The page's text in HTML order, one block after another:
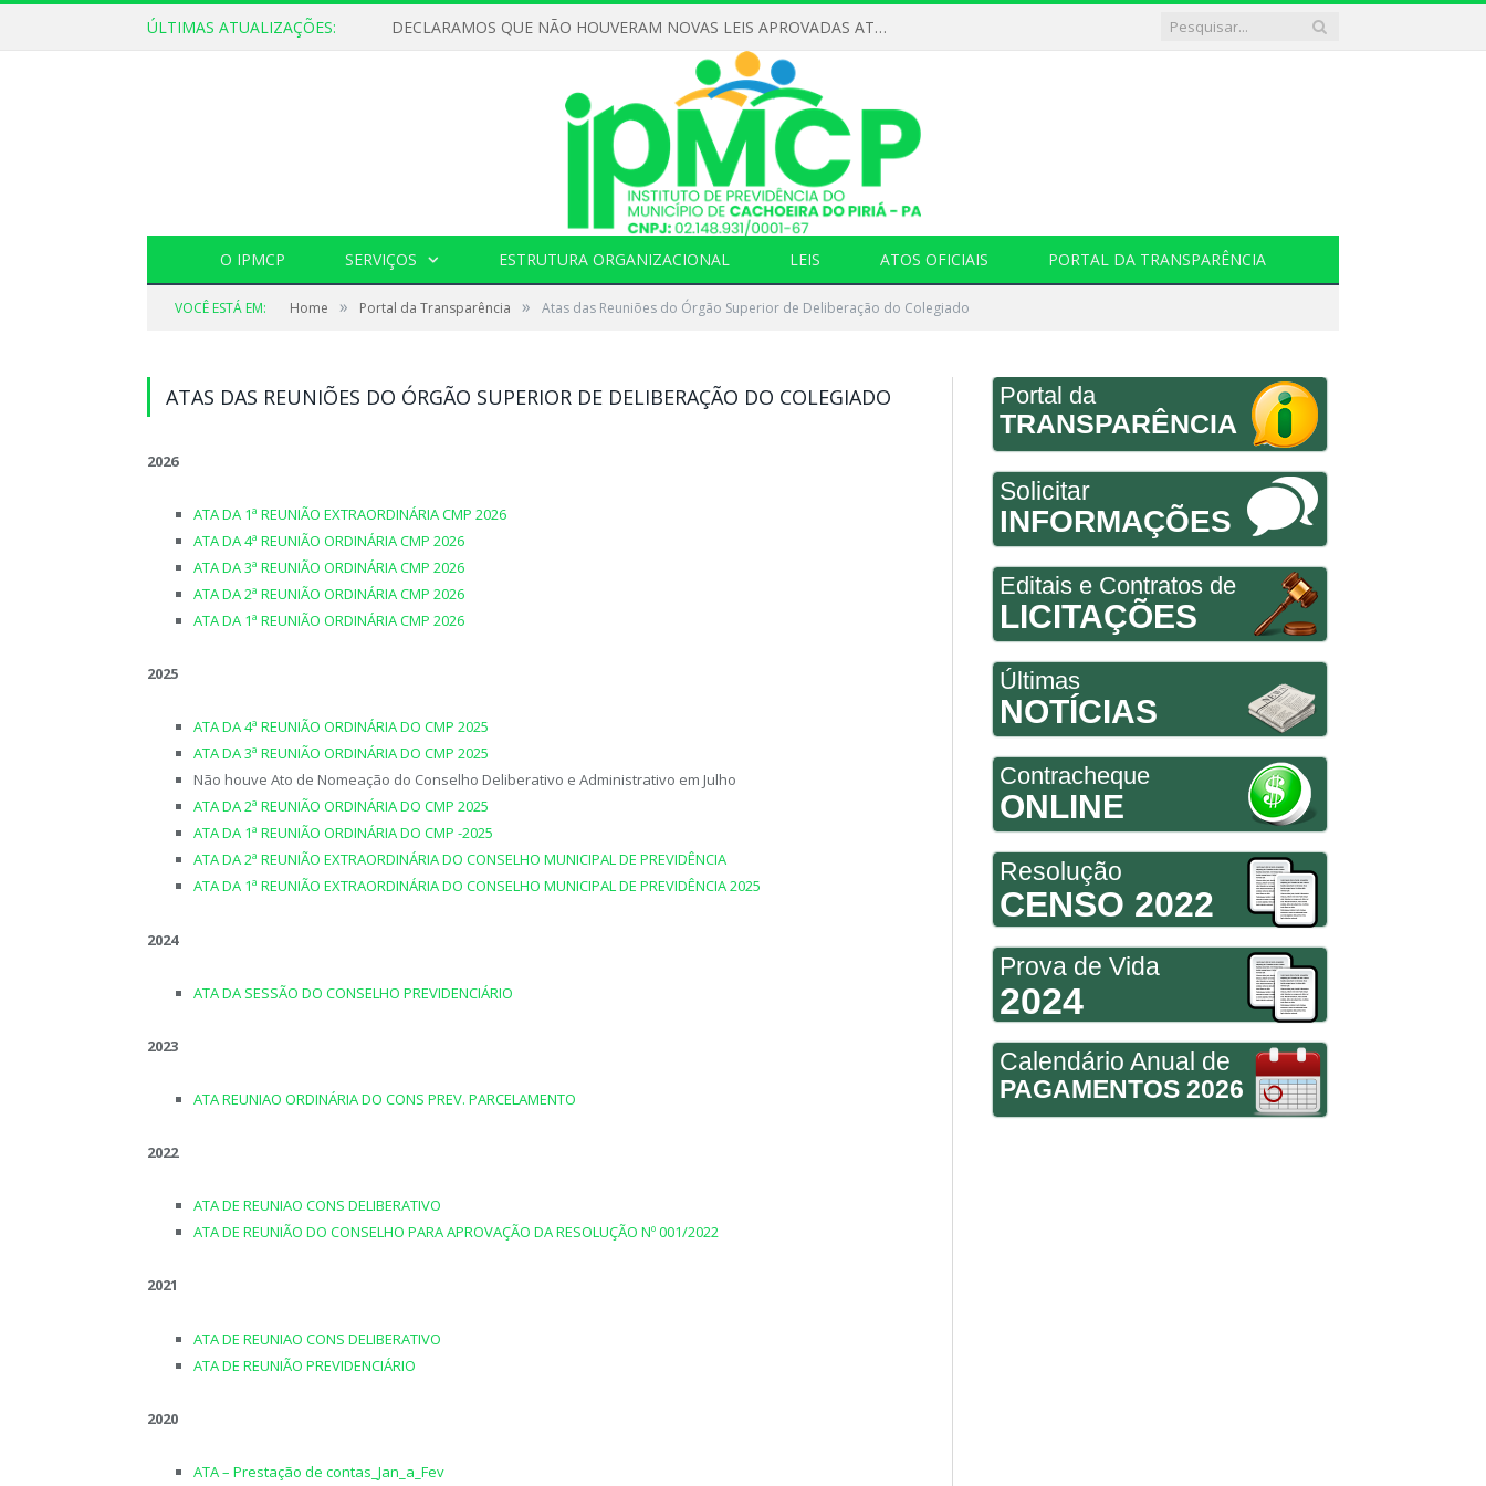
ÚLTIMAS ATUALIZAÇÕES: DECLARAMOS QUE NÃO HOUVERAM NOVAS LEIS APROVADAS ATÉ O MOMENTO PARA O INSTITUTO DE PREVIDÊNCIA NO ANO DE 2026
O IPMCP SERVIÇOS ESTRUTURA ORGANIZACIONAL LEIS ATOS OFICIAIS PORTAL DA TRANSPARÊNCIA
VOCÊ ESTÁ EM: Home » Portal da Transparência » Atas das Reuniões do Órgão Superior de Deliberação do Colegiado
ATAS DAS REUNIÕES DO ÓRGÃO SUPERIOR DE DELIBERAÇÃO DO COLEGIADO
2026
ATA DA 1ª REUNIÃO EXTRAORDINÁRIA CMP 2026
ATA DA 4ª REUNIÃO ORDINÁRIA CMP 2026
ATA DA 3ª REUNIÃO ORDINÁRIA CMP 2026
ATA DA 2ª REUNIÃO ORDINÁRIA CMP 2026
ATA DA 1ª REUNIÃO ORDINÁRIA CMP 2026
2025
ATA DA 4ª REUNIÃO ORDINÁRIA DO CMP 2025
ATA DA 3ª REUNIÃO ORDINÁRIA DO CMP 2025
Não houve Ato de Nomeação do Conselho Deliberativo e Administrativo em Julho
ATA DA 2ª REUNIÃO ORDINÁRIA DO CMP 2025
ATA DA 1ª REUNIÃO ORDINÁRIA DO CMP -2025
ATA DA 2ª REUNIÃO EXTRAORDINÁRIA DO CONSELHO MUNICIPAL DE PREVIDÊNCIA
ATA DA 1ª REUNIÃO EXTRAORDINÁRIA DO CONSELHO MUNICIPAL DE PREVIDÊNCIA 2025
2024
ATA DA SESSÃO DO CONSELHO PREVIDENCIÁRIO
2023
ATA REUNIAO ORDINÁRIA DO CONS PREV. PARCELAMENTO
2022
ATA DE REUNIAO CONS DELIBERATIVO
ATA DE REUNIÃO DO CONSELHO PARA APROVAÇÃO DA RESOLUÇÃO Nº 001/2022
2021
ATA DE REUNIAO CONS DELIBERATIVO
ATA DE REUNIÃO PREVIDENCIÁRIO
2020
ATA – Prestação de contas_Jan_a_Fev
Portal da
TRANSPARÊNCIA
Solicitar
INFORMAÇÕES
Editais e Contratos de
LICITAÇÕES
Últimas
NOTÍCIAS
Contracheque
ONLINE
Resolução
CENSO 2022
Prova de Vida
2024
Calendário Anual de
PAGAMENTOS 2026